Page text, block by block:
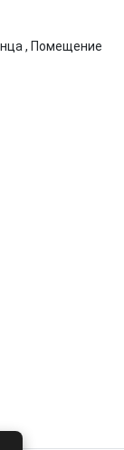
, Помещение